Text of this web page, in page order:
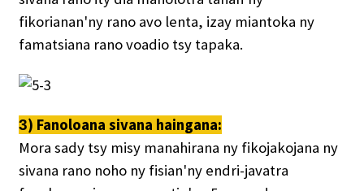
fikorianan'ny rano avo lenta, izay miantoka ny
famatsiana rano voadio tsy tapaka.
3) Fanoloana sivana haingana:
Mora sady tsy misy manahirana ny fikojakojana ny
sivana rano noho ny fisian'ny endri-javatra